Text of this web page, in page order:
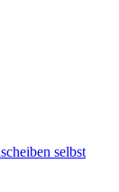
selbst